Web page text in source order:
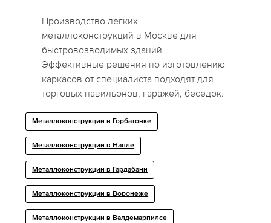
Производство легких
металлоконструкций в Москве для
быстровозводимых зданий.
Эффективные решения по изготовлению
каркасов от специалиста подходят для
торговых павильонов, гаражей, беседок.
Металлоконструкции в Горбатовке
Металлоконструкции в Навле
Металлоконструкции в Гардабани
Металлоконструкции в Воронеже
Металлоконструкции в Валдемарпилсе